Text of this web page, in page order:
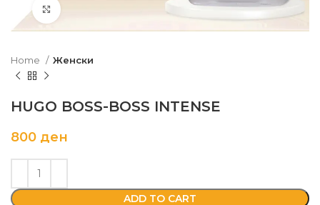
Home Женски
HUGO BOSS-BOSS INTENSE
800 ден
ADD TO CART